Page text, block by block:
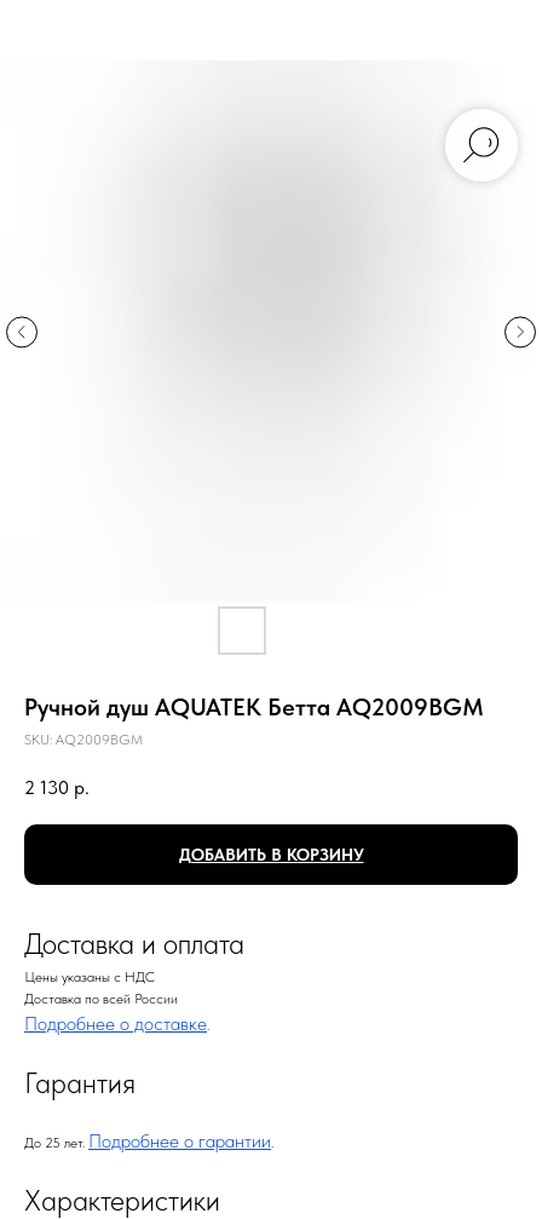
Ручной душ AQUATEK Бетта AQ2009BGM
SKU: AQ2009BGM
2 130 р.
ДОБАВИТЬ В КОРЗИНУ
Доставка и оплата
Цены указаны с НДС
Доставка по всей России
Подробнее о доставке.
Гарантия
До 25 лет. Подробнее о гарантии.
Характеристики